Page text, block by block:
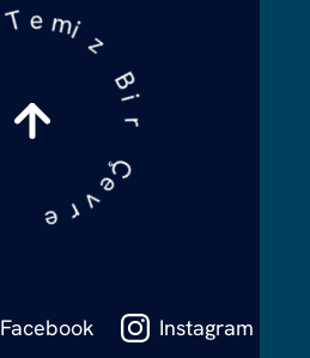
S
mi z B
i
r
Ç
v
r
e
Facebook Instagram